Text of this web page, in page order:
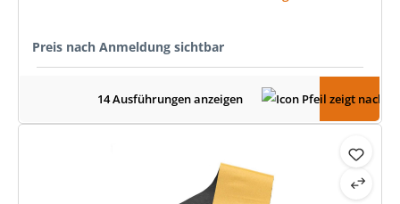
Preis nach Anmeldung sichtbar
14 Ausführungen anzeigen